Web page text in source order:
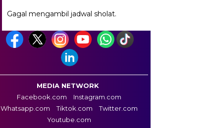
Gagal mengambil jadwal sholat.
MEDIA NETWORK
Facebook.com
Instagram.com
Whatsapp.com
Tiktok.com
Twitter.com
Youtube.com